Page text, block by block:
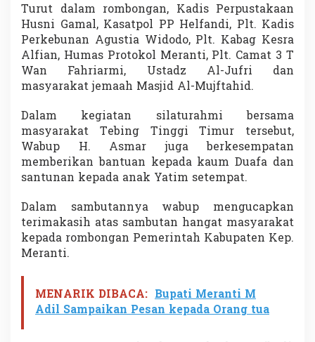
h
I
n
i
n
W
a
b
e
r
a
Turut dalam rombongan, Kadis Perpustakaan
Husni Gamal, Kasatpol PP Helfandi, Plt. Kadis
Perkebunan Agustia Widodo, Plt. Kabag Kesra
Alfian, Humas Protokol Meranti, Plt. Camat 3 T
Wan Fahriarmi, Ustadz Al-Jufri dan
masyarakat jemaah Masjid Al-Mujftahid.
Dalam kegiatan silaturahmi bersama
masyarakat Tebing Tinggi Timur tersebut,
Wabup H. Asmar juga berkesempatan
memberikan bantuan kepada kaum Duafa dan
santunan kepada anak Yatim setempat.
Dalam sambutannya wabup mengucapkan
terimakasih atas sambutan hangat masyarakat
kepada rombongan Pemerintah Kabupaten Kep.
Meranti.
MENARIK DIBACA: Bupati Meranti M
Adil Sampaikan Pesan kepada Orang tua